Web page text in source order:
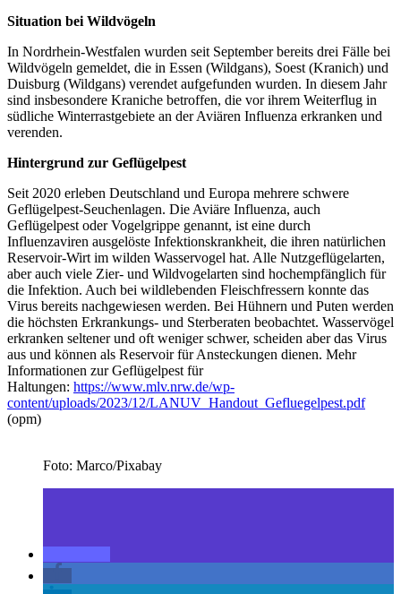
Situation bei Wildvögeln
In Nordrhein-Westfalen wurden seit September bereits drei Fälle bei
Wildvögeln gemeldet, die in Essen (Wildgans), Soest (Kranich) und
Duisburg (Wildgans) verendet aufgefunden wurden. In diesem Jahr
sind insbesondere Kraniche betroffen, die vor ihrem Weiterflug in
südliche Winterrastgebiete an der Aviären Influenza erkranken und
verenden.
Hintergrund zur Geflügelpest
Seit 2020 erleben Deutschland und Europa mehrere schwere
Geflügelpest-Seuchenlagen. Die Aviäre Influenza, auch
Geflügelpest oder Vogelgrippe genannt, ist eine durch
Influenzaviren ausgelöste Infektionskrankheit, die ihren natürlichen
Reservoir-Wirt im wilden Wasservogel hat. Alle Nutzgeflügelarten,
aber auch viele Zier- und Wildvogelarten sind hochempfänglich für
die Infektion. Auch bei wildlebenden Fleischfressern konnte das
Virus bereits nachgewiesen werden. Bei Hühnern und Puten werden
die höchsten Erkrankungs- und Sterberaten beobachtet. Wasservögel
erkranken seltener und oft weniger schwer, scheiden aber das Virus
aus und können als Reservoir für Ansteckungen dienen. Mehr
Informationen zur Geflügelpest für
Haltungen: https://www.mlv.nrw.de/wp-
content/uploads/2023/12/LANUV_Handout_Gefluegelpest.pdf
(opm)
Foto: Marco/Pixabay